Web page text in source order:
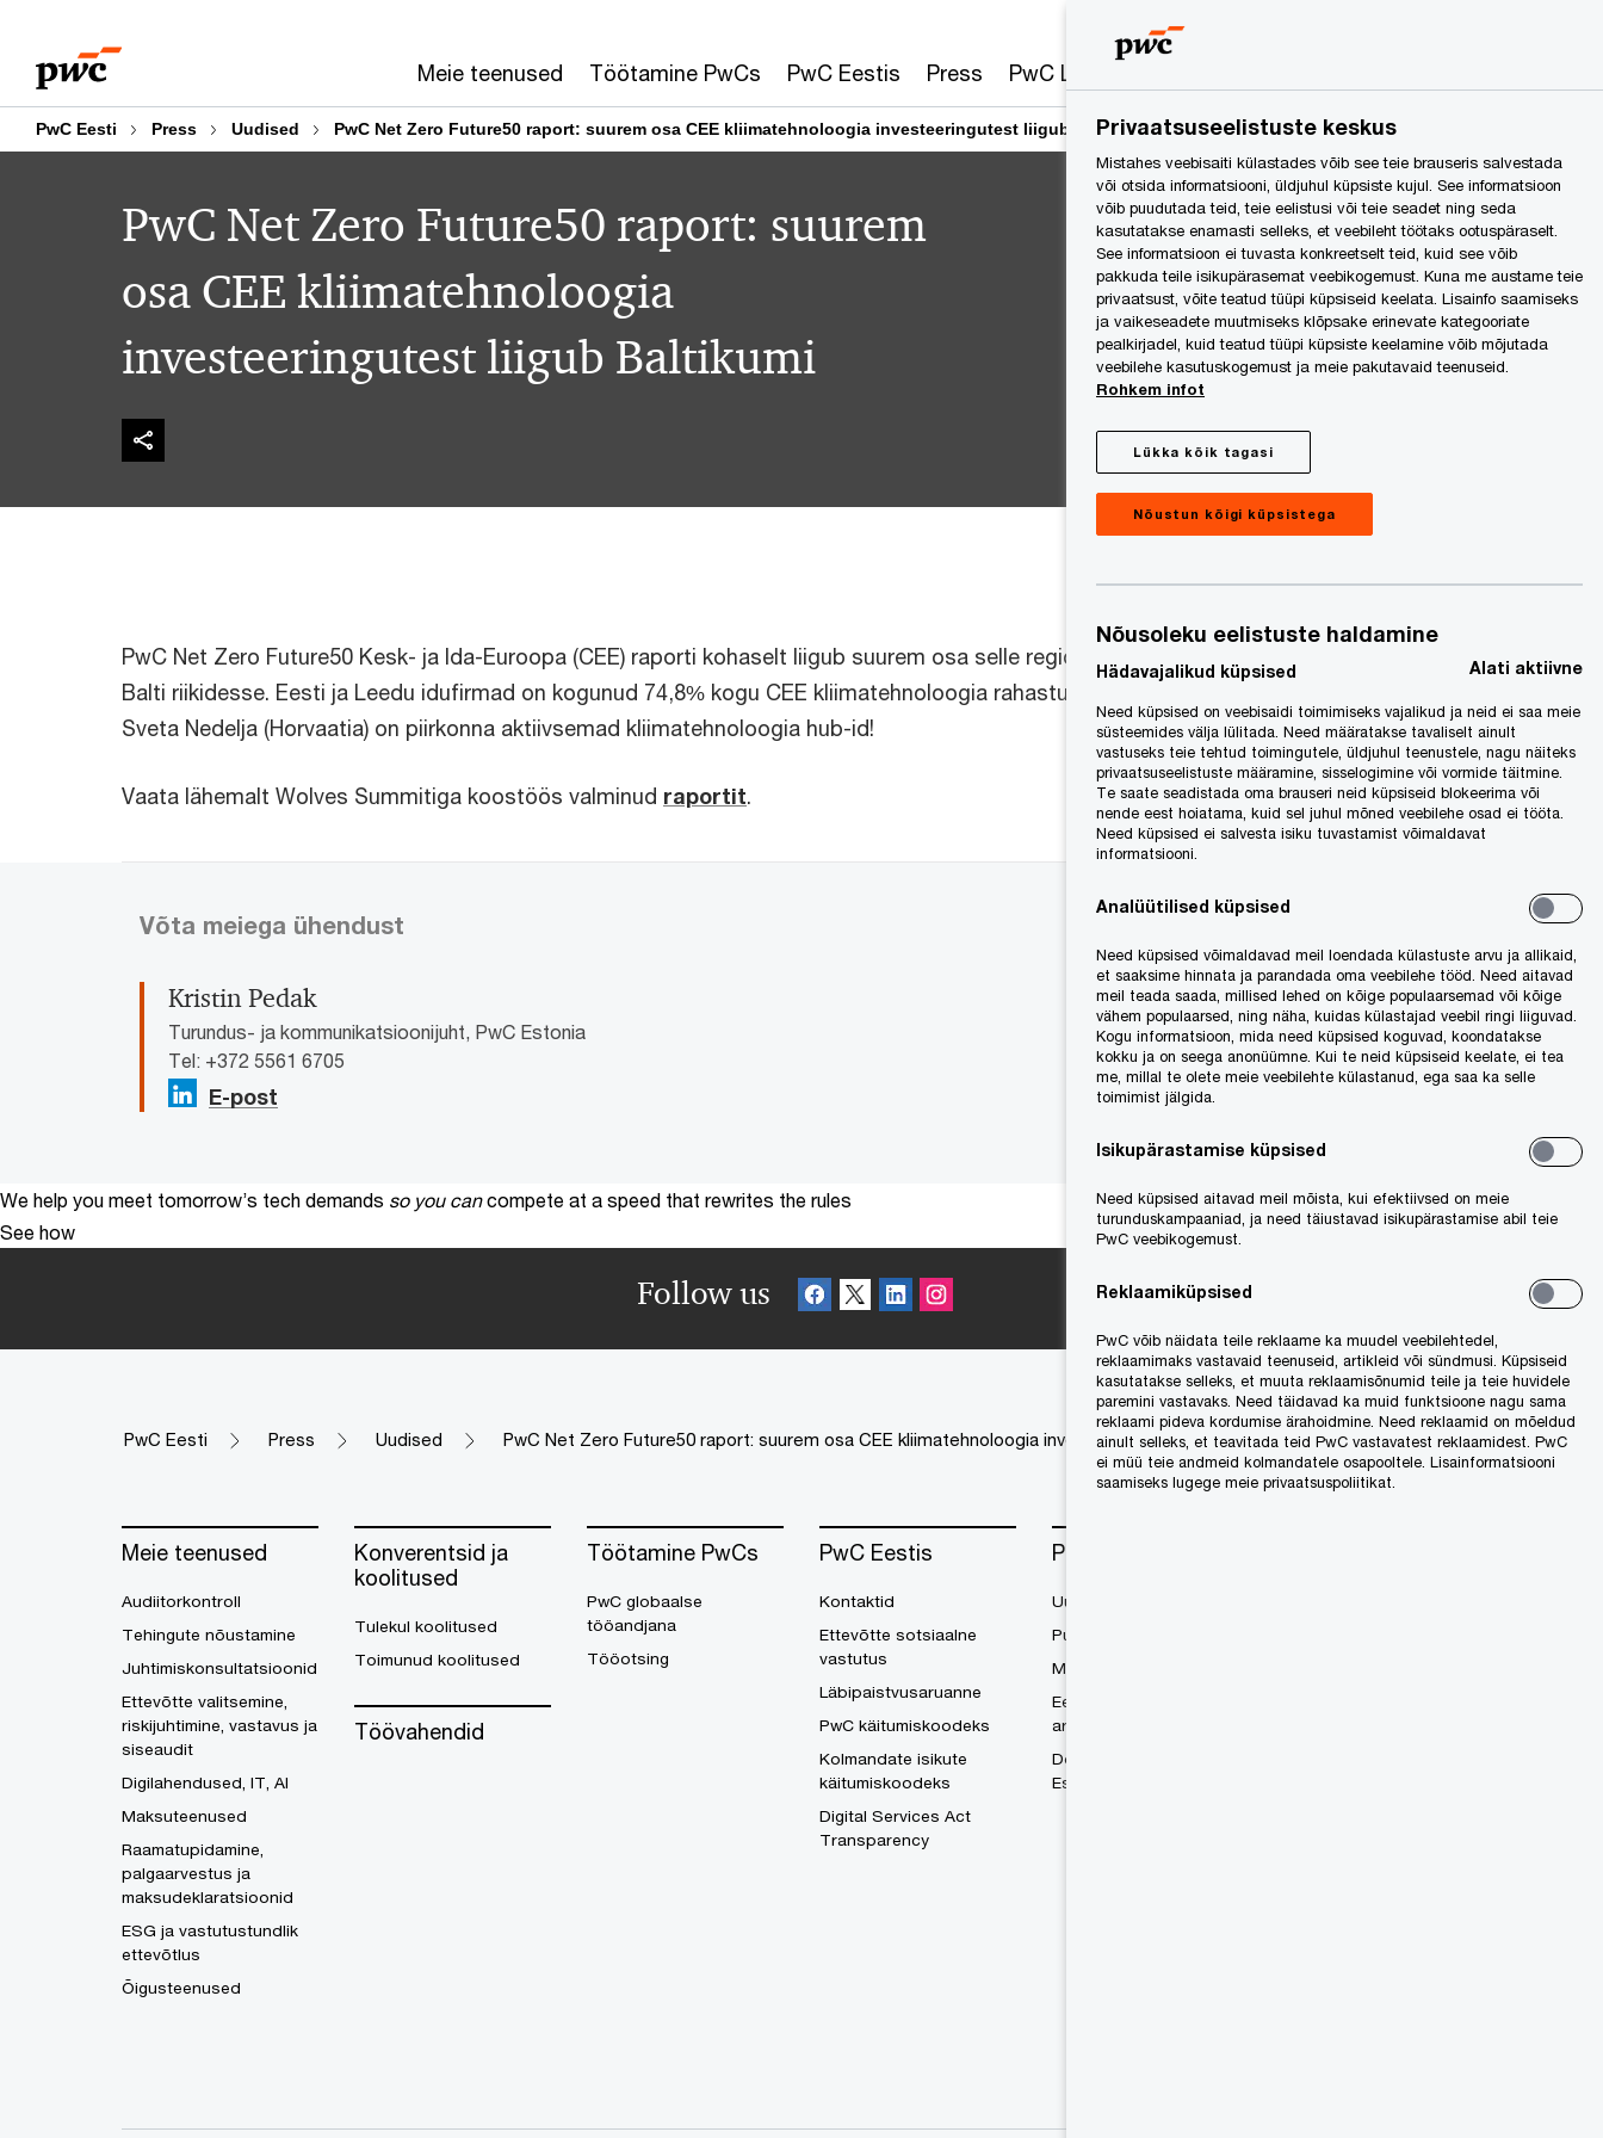
content
footer
Meie teenused Töötamine PwCs PwC Eestis Press PwC Legal Services
PwC Eesti Press Uudised PwC Net Zero Future50 raport: suurem osa CEE kliimatehnoloogia investeeringutest liigub Baltikumi
PwC Net Zero Future50 raport: suurem
osa CEE kliimatehnoloogia
investeeringutest liigub Baltikumi
PwC Net Zero Future50 Kesk- ja Ida-Euroopa (CEE) raporti kohaselt liigub suurem osa selle regiooni kliimatehnoloogia investeeringutest
Balti riikidesse. Eesti ja Leedu idufirmad on kogunud 74,8% kogu CEE kliimatehnoloogia rahastusest. Tallinn (Eesti), Vilnius (Leedu) ja
Sveta Nedelja (Horvaatia) on piirkonna aktiivsemad kliimatehnoloogia hub-id!
Vaata lähemalt Wolves Summitiga koostöös valminud raportit.
Võta meiega ühendust
Kristin Pedak
Turundus- ja kommunikatsioonijuht, PwC Estonia
Tel: +372 5561 6705
E-post
We help you meet tomorrow’s tech demands so you can compete at a speed that rewrites the rules
See how
Follow us
PwC Eesti Press Uudised PwC Net Zero Future50 raport: suurem osa CEE kliimatehnoloogia investeeringutest liigub Baltikumi
Meie teenused
Audiitorkontroll
Tehingute nõustamine
Juhtimiskonsultatsioonid
Ettevõtte valitsemine,
riskijuhtimine, vastavus ja
siseaudit
Digilahendused, IT, AI
Maksuteenused
Raamatupidamine,
palgaarvestus ja
maksudeklaratsioonid
ESG ja vastutustundlik
ettevõtlus
Õigusteenused
Konverentsid ja
koolitused
Tulekul koolitused
Toimunud koolitused
Töövahendid
Töötamine PwCs
PwC globaalse
tööandjana
Tööotsing
PwC Eestis
Kontaktid
Ettevõtte sotsiaalne
vastutus
Läbipaistvusaruanne
PwC käitumiskoodeks
Kolmandate isikute
käitumiskoodeks
Digital Services Act
Transparency
Press
Uudised
Publikatsioonid
Maksuteated
Eesti tippjuhtide
arvamusuuringud
Doing Business in
Estonia
Privaatsuseelistuste keskus
Mistahes veebisaiti külastades võib see teie brauseris salvestada
või otsida informatsiooni, üldjuhul küpsiste kujul. See informatsioon
võib puudutada teid, teie eelistusi või teie seadet ning seda
kasutatakse enamasti selleks, et veebileht töötaks ootuspäraselt.
See informatsioon ei tuvasta konkreetselt teid, kuid see võib
pakkuda teile isikupärasemat veebikogemust. Kuna me austame teie
privaatsust, võite teatud tüüpi küpsiseid keelata. Lisainfo saamiseks
ja vaikeseadete muutmiseks klõpsake erinevate kategooriate
pealkirjadel, kuid teatud tüüpi küpsiste keelamine võib mõjutada
veebilehe kasutuskogemust ja meie pakutavaid teenuseid.
Rohkem infot
Lükka kõik tagasi
Nõustun kõigi küpsistega
Nõusoleku eelistuste haldamine
Hädavajalikud küpsised Alati aktiivne
Need küpsised on veebisaidi toimimiseks vajalikud ja neid ei saa meie
süsteemides välja lülitada. Need määratakse tavaliselt ainult
vastuseks teie tehtud toimingutele, üldjuhul teenustele, nagu näiteks
privaatsuseelistuste määramine, sisselogimine või vormide täitmine.
Te saate seadistada oma brauseri neid küpsiseid blokeerima või
nende eest hoiatama, kuid sel juhul mõned veebilehe osad ei tööta.
Need küpsised ei salvesta isiku tuvastamist võimaldavat
informatsiooni.
Analüütilised küpsised
Need küpsised võimaldavad meil loendada külastuste arvu ja allikaid,
et saaksime hinnata ja parandada oma veebilehe tööd. Need aitavad
meil teada saada, millised lehed on kõige populaarsemad või kõige
vähem populaarsed, ning näha, kuidas külastajad veebil ringi liiguvad.
Kogu informatsioon, mida need küpsised koguvad, koondatakse
kokku ja on seega anonüümne. Kui te neid küpsiseid keelate, ei tea
me, millal te olete meie veebilehte külastanud, ega saa ka selle
toimimist jälgida.
Isikupärastamise küpsised
Need küpsised aitavad meil mõista, kui efektiivsed on meie
turunduskampaaniad, ja need täiustavad isikupärastamise abil teie
PwC veebikogemust.
Reklaamiküpsised
PwC võib näidata teile reklaame ka muudel veebilehtedel,
reklaamimaks vastavaid teenuseid, artikleid või sündmusi. Küpsiseid
kasutatakse selleks, et muuta reklaamisõnumid teile ja teie huvidele
paremini vastavaks. Need täidavad ka muid funktsioone nagu sama
reklaami pideva kordumise ärahoidmine. Need reklaamid on mõeldud
ainult selleks, et teavitada teid PwC vastavatest reklaamidest. PwC
ei müü teie andmeid kolmandatele osapooltele. Lisainformatsiooni
saamiseks lugege meie privaatsuspoliitikat.